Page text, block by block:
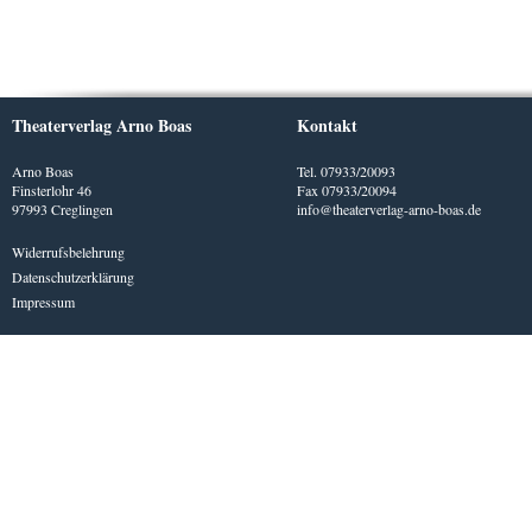
Theaterverlag Arno Boas
Arno Boas
Finsterlohr 46
97993 Creglingen
Widerrufsbelehrung
Datenschutzerklärung
Impressum
Kontakt
Tel. 07933/20093
Fax 07933/20094
info@theaterverlag-arno-boas.de